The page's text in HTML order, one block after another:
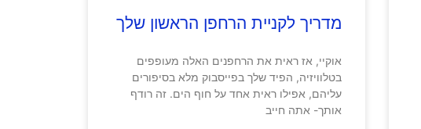
מדריך לקניית הרחפן הראשון שלך
אוקיי, אז ראית את הרחפנים האלה מעופפים
בטלוויזיה, הפיד שלך בפייסבוק מלא בסיפורים
עליהם, אפילו ראית אחד על חוף הים. זה רודף
אותך- אתה חייב